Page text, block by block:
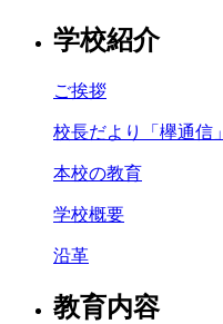
学校紹介
ご挨拶
校長だより「欅通信」
本校の教育
学校概要
沿革
教育内容